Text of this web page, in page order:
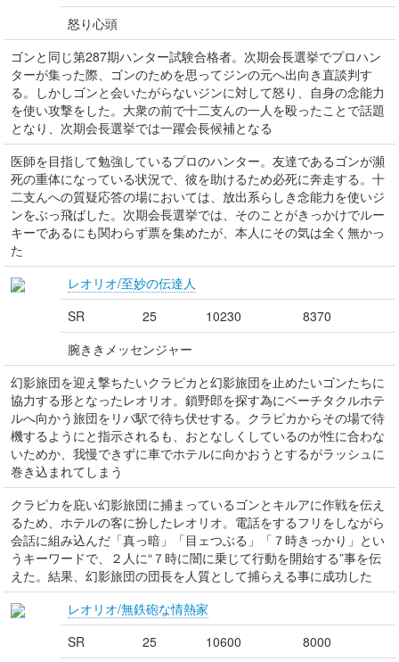
怒り心頭
ゴンと同じ第287期ハンター試験合格者。次期会長選挙でプロハン
ターが集った際、ゴンのためを思ってジンの元へ出向き直談判す
る。しかしゴンと会いたがらないジンに対して怒り、自身の念能力
を使い攻撃をした。大衆の前で十二支んの一人を殴ったことで話題
となり、次期会長選挙では一躍会長候補となる
医師を目指して勉強しているプロのハンター。友達であるゴンが瀕
死の重体になっている状況で、彼を助けるため必死に奔走する。十
二支んへの質疑応答の場においては、放出系らしき念能力を使いジ
ンをぶっ飛ばした。次期会長選挙では、そのことがきっかけでルー
キーであるにも関わらず票を集めたが、本人にその気は全く無かっ
た
レオリオ/至妙の伝達人
SR
25 10230
8370
腕ききメッセンジャー
幻影旅団を迎え撃ちたいクラピカと幻影旅団を止めたいゴンたちに
協力する形となったレオリオ。鎖野郎を探す為にベーチタクルホテ
ルへ向かう旅団をリバ駅で待ち伏せする。クラピカからその場で待
機するようにと指示されるも、おとなしくしているのが性に合わな
いためか、我慢できずに車でホテルに向かおうとするがラッシュに
巻き込まれてしまう
クラピカを庇い幻影旅団に捕まっているゴンとキルアに作戦を伝え
るため、ホテルの客に扮したレオリオ。電話をするフリをしながら
会話に組み込んだ「真っ暗」「目ェつぶる」「７時きっかり」とい
うキーワードで、２人に“７時に闇に乗じて行動を開始する”事を伝
えた。結果、幻影旅団の団長を人質として捕らえる事に成功した
レオリオ/無鉄砲な情熱家
SR
25 10600
8000